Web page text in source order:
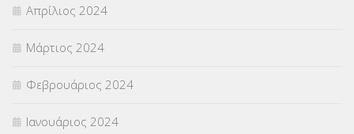
Απρίλιος 2024
Μάρτιος 2024
Φεβρουάριος 2024
Ιανουάριος 2024